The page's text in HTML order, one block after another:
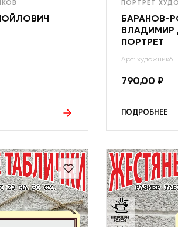
ПОРТРЕТ
БАРАНОВ-
ВЛАДИМИР
ПОРТРЕТ
Арт: художник6
790,00 ₽
ПОДРОБНЕЕ